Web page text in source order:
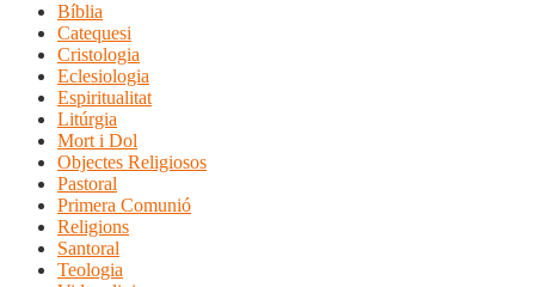
Bíblia
Catequesi
Cristologia
Eclesiologia
Espiritualitat
Litúrgia
Mort i Dol
Objectes Religiosos
Pastoral
Primera Comunió
Religions
Santoral
Teologia